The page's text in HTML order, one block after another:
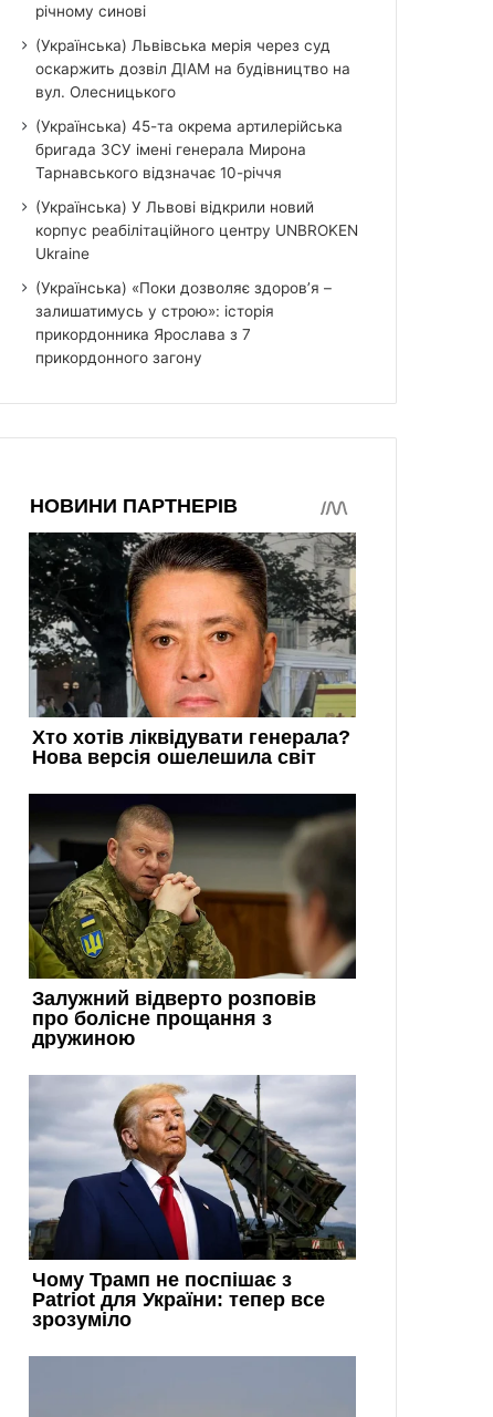
річному синові
(Українська) Львівська мерія через суд
оскаржить дозвіл ДІАМ на будівництво на
вул. Олесницького
(Українська) 45-та окрема артилерійська
бригада ЗСУ імені генерала Мирона
Тарнавського відзначає 10-річчя
(Українська) У Львові відкрили новий
корпус реабілітаційного центру UNBROKEN
Ukraine
(Українська) «Поки дозволяє здоров’я –
залишатимусь у строю»: історія
прикордонника Ярослава з 7
прикордонного загону